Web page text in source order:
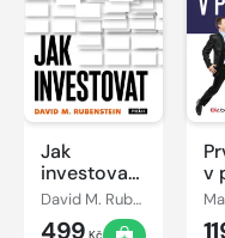
Jak
investovat:
Rozhovory
s mistry
David M. Rubenstein
499
v